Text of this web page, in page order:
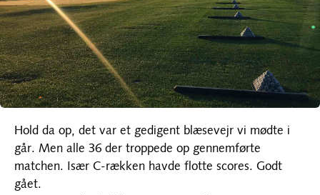
Hold da op, det var et gedigent blæsevejr vi mødte i
går. Men alle 36 der troppede op gennemførte
matchen. Især C-rækken havde flotte scores. Godt
gået.